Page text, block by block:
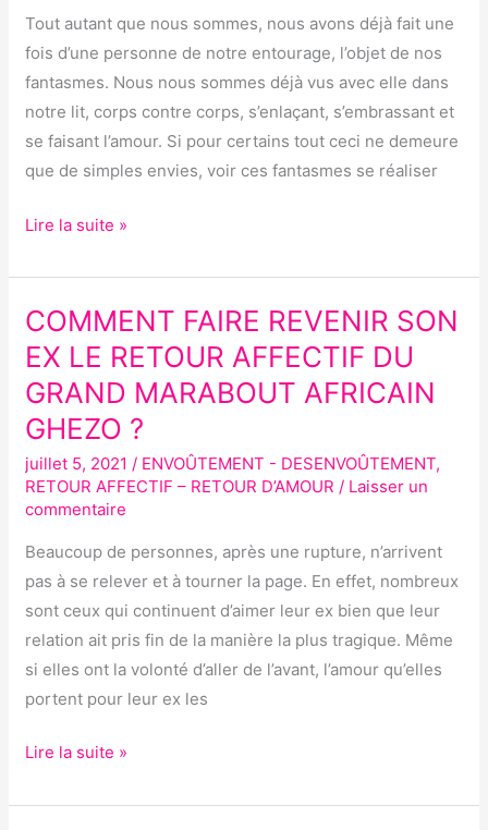
Tout autant que nous sommes, nous avons déjà fait une
fois d’une personne de notre entourage, l’objet de nos
fantasmes. Nous nous sommes déjà vus avec elle dans
notre lit, corps contre corps, s’enlaçant, s’embrassant et
se faisant l’amour. Si pour certains tout ceci ne demeure
que de simples envies, voir ces fantasmes se réaliser
AVEC
ELLE ?
Lire la suite »
COMMENT FAIRE REVENIR SON
EX LE RETOUR AFFECTIF DU
GRAND MARABOUT AFRICAIN
GHEZO ?
juillet 5, 2021/ ENVOÛTEMENT - DESENVOÛTEMENT,
RETOUR AFFECTIF – RETOUR D’AMOUR / Laisser un
commentaire
Beaucoup de personnes, après une rupture, n’arrivent
pas à se relever et à tourner la page. En effet, nombreux
sont ceux qui continuent d’aimer leur ex bien que leur
relation ait pris fin de la manière la plus tragique. Même
si elles ont la volonté d’aller de l’avant, l’amour qu’elles
portent pour leur ex les
COMMENT
FAIRE
SON
EX
LE
RETOUR
AFFECTIF
DU
GRAND
MARABOUT
AFRICAIN
GHEZO ?
Lire la suite »